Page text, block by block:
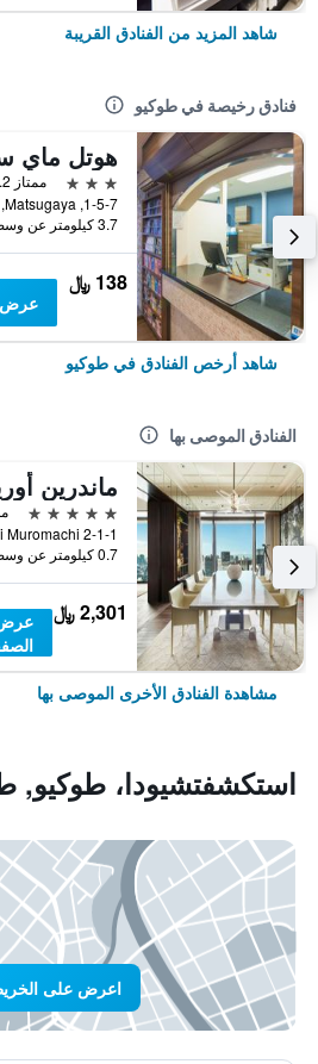
شاهد المزيد من الفنادق القريبة
فنادق رخيصة في طوكيو
3 نجوم
ممتاز 8.2
3.7 كيلومتر عن وسط المدينة
138 ﷼
عرض
شاهد أرخص الفنادق في طوكيو
الفنادق الموصى بها
5 نجوم
0.7 كيلومتر عن وسط المدينة
2,301 ﷼
مشاهدة الفنادق الأخرى الموصى بها
استكشفتشيودا، طوكيو,
اعرض على